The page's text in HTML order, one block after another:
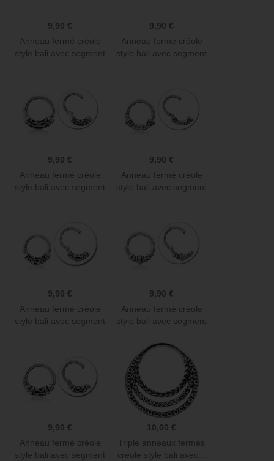
9,90 €
Anneau fermé créole
style bali avec segment
9,90 €
Anneau fermé créole
style bali avec segment
9,90 €
Anneau fermé créole
style bali avec segment
9,90 €
Anneau fermé créole
style bali avec segment
9,90 €
Anneau fermé créole
style bali avec segment
9,90 €
Anneau fermé créole
style bali avec segment
9,90 €
Anneau fermé créole
style bali avec segment
10,00 €
Triple anneaux fermés
créole style bali avec...